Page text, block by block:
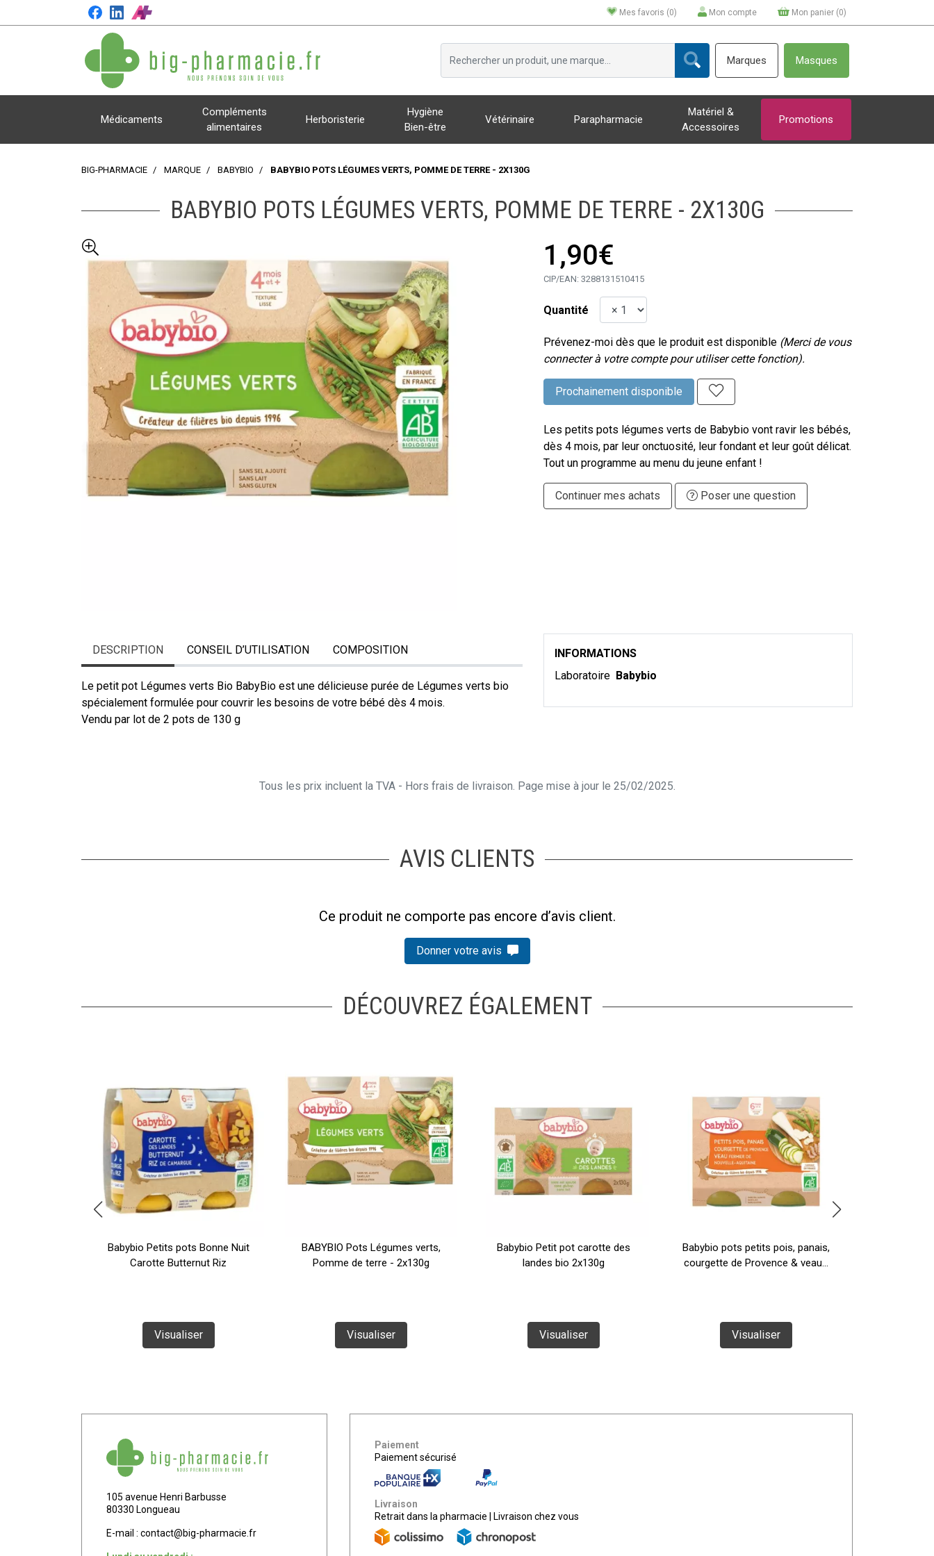
Mes favoris (0) Mon compte Mon panier (0)
Marques Masques
Médicaments
Compléments
alimentaires
Herboristerie
Hygiène
Bien-être
Vétérinaire Parapharmacie
Matériel &
Accessoires
Promotions
BIG-PHARMACIE MARQUE BABYBIO BABYBIO POTS LÉGUMES VERTS, POMME DE TERRE - 2X130G
BABYBIO POTS LÉGUMES VERTS, POMME DE TERRE - 2X130G
1,90€
CIP/EAN: 3288131510415
Quantité
Prévenez-moi dès que le produit est disponible (Merci de vous
connecter à votre compte pour utiliser cette fonction).
Prochainement disponible
Les petits pots légumes verts de Babybio vont ravir les bébés,
dès 4 mois, par leur onctuosité, leur fondant et leur goût délicat.
Tout un programme au menu du jeune enfant !
Continuer mes achats Poser une question
DESCRIPTION CONSEIL D’UTILISATION COMPOSITION
Le petit pot Légumes verts Bio BabyBio est une délicieuse purée de Légumes verts bio
spécialement formulée pour couvrir les besoins de votre bébé dès 4 mois.
Vendu par lot de 2 pots de 130 g
INFORMATIONS
Laboratoire Babybio
Tous les prix incluent la TVA - Hors frais de livraison. Page mise à jour le 25/02/2025.
AVIS CLIENTS
Ce produit ne comporte pas encore d’avis client.
Donner votre avis
DÉCOUVREZ ÉGALEMENT
Babybio Petits pots Bonne Nuit
Carotte Butternut Riz
Visualiser
BABYBIO Pots Légumes verts,
Pomme de terre - 2x130g
Visualiser
Babybio Petit pot carotte des
landes bio 2x130g
Visualiser
Babybio pots petits pois, panais,
courgette de Provence & veau...
Visualiser
105 avenue Henri Barbusse
80330 Longueau
E-mail : contact@big-pharmacie.fr
Paiement
Paiement sécurisé
Livraison
Retrait dans la pharmacie
Livraison chez vous